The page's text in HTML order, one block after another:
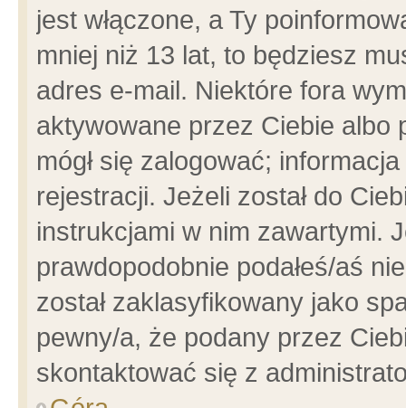
jest włączone, a Ty
mniej niż 13 lat, to będziesz
adres e-mail. Niektóre fora
aktywowane przez Ciebie albo
mógł się zalogować;
rejestracji. Jeżeli został do
instrukcjami w nim zawartymi.
prawdopodobnie podałeś/aś
został zaklasyfikowany jako
pewny/a, że podany przez
skontaktować się z